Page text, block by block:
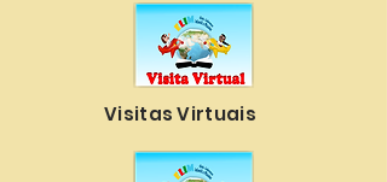
Visitas Virtuais